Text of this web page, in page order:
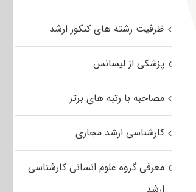
ظرفیت رشته های کنکور ارشد
پزشکی از لیسانس
مصاحبه با رتبه های برتر
کارشناسی ارشد مجازی
معرفی گروه علوم انسانی کارشناسی